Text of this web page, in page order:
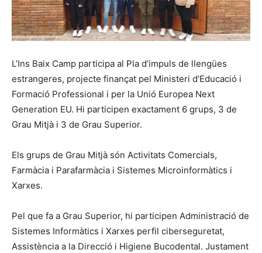
L’Ins Baix Camp participa al Pla d’impuls de llengües
estrangeres, projecte finançat pel Ministeri d’Educació i
Formació Professional i per la Unió Europea Next
Generation EU. Hi participen exactament 6 grups, 3 de
Grau Mitjà i 3 de Grau Superior.
Els grups de Grau Mitjà són Activitats Comercials,
Farmàcia i Parafarmàcia i Sistemes Microinformàtics i
Xarxes.
Pel que fa a Grau Superior, hi participen Administració de
Sistemes Informàtics i Xarxes perfil ciberseguretat,
Assistència a la Direcció i Higiene Bucodental. Justament